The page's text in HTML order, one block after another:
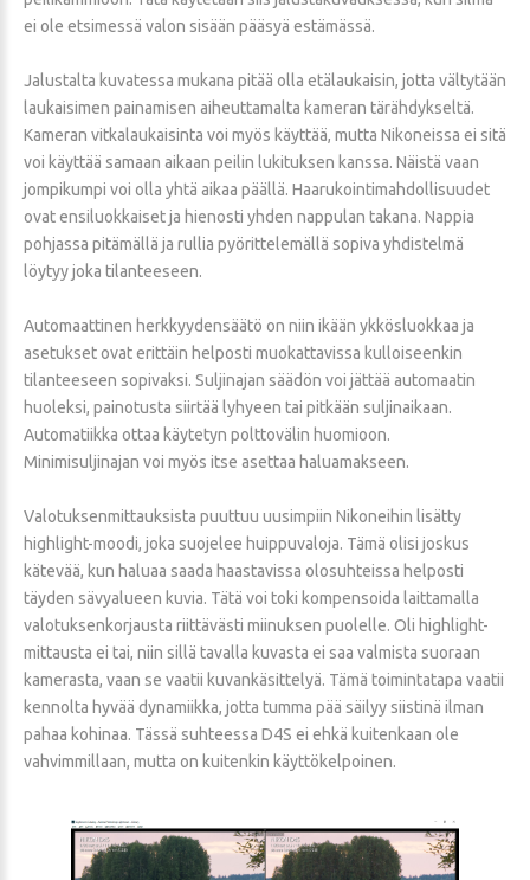
ei ole etsimessä valon sisään pääsyä estämässä.
Jalustalta kuvatessa mukana pitää olla etälaukaisin, jotta vältytään
laukaisimen painamisen aiheuttamalta kameran tärähdykseltä.
Kameran vitkalaukaisinta voi myös käyttää, mutta Nikoneissa ei sitä
voi käyttää samaan aikaan peilin lukituksen kanssa. Näistä vaan
jompikumpi voi olla yhtä aikaa päällä. Haarukointimahdollisuudet
ovat ensiluokkaiset ja hienosti yhden nappulan takana. Nappia
pohjassa pitämällä ja rullia pyörittelemällä sopiva yhdistelmä
löytyy joka tilanteeseen.
Automaattinen herkkyydensäätö on niin ikään ykkösluokkaa ja
asetukset ovat erittäin helposti muokattavissa kulloiseenkin
tilanteeseen sopivaksi. Suljinajan säädön voi jättää automaatin
huoleksi, painotusta siirtää lyhyeen tai pitkään suljinaikaan.
Automatiikka ottaa käytetyn polttovälin huomioon.
Minimisuljinajan voi myös itse asettaa haluamakseen.
Valotuksenmittauksista puuttuu uusimpiin Nikoneihin lisätty
highlight-moodi, joka suojelee huippuvaloja. Tämä olisi joskus
kätevää, kun haluaa saada haastavissa olosuhteissa helposti
täyden sävyalueen kuvia. Tätä voi toki kompensoida laittamalla
valotuksenkorjausta riittävästi miinuksen puolelle. Oli highlight-
mittausta ei tai, niin sillä tavalla kuvasta ei saa valmista suoraan
kamerasta, vaan se vaatii kuvankäsittelyä. Tämä toimintatapa vaatii
kennolta hyvää dynamiikka, jotta tumma pää säilyy siistinä ilman
pahaa kohinaa. Tässä suhteessa D4S ei ehkä kuitenkaan ole
vahvimmillaan, mutta on kuitenkin käyttökelpoinen.